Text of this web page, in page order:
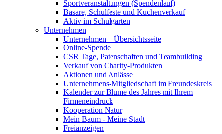
Sportveranstaltungen (Spendenlauf)
Basare, Schulfeste und Kuchenverkauf
Aktiv im Schulgarten
Unternehmen
Unternehmen – Übersichtsseite
Online-Spende
CSR Tage, Patenschaften und Teambuilding
Verkauf von Charity-Produkten
Aktionen und Anlässe
Unternehmens-Mitgliedschaft im Freundeskreis
Kalender zur Blume des Jahres mit Ihrem
Firmeneindruck
Kooperation Natur
Mein Baum - Meine Stadt
Freianzeigen